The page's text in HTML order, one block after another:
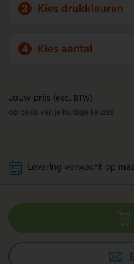
3 Kies drukkleuren
4 Kies aantal
Jouw prijs (excl. BTW)
op basis van je huidige keuzes
Levering verwacht op